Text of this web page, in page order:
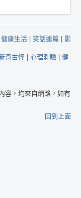
健康生活| 笑話連篇| 影
奇古怪 | 心理測驗 | 健
容，均來自網路，如有
回到上面